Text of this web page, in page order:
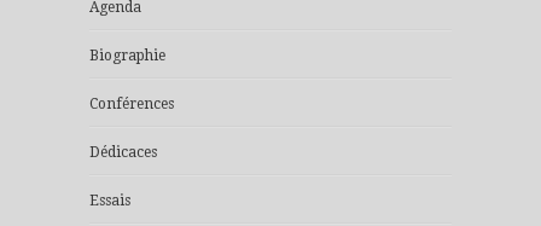
Agenda
Biographie
Conférences
Dédicaces
Essais